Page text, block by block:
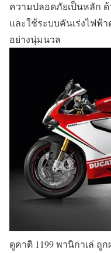
ความปลอดภัยเป็นหลัก ด้
และใช้ระบบคันเร่งไฟฟ้
อย่างนุ่มนวล
ดูคาติ 1199 พานิกาเล่ ถู